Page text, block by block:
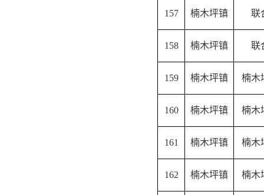
157 楠木坪镇 联
158 楠木坪镇 联
159 楠木坪镇 楠木
160 楠木坪镇 楠木
161 楠木坪镇 楠木
162 楠木坪镇 楠木